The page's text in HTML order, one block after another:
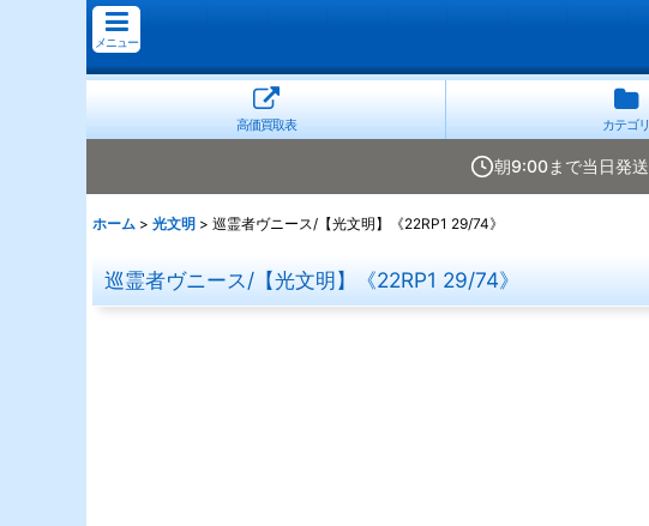
メニュー
高価買取表 カテゴリ
朝9:00まで当日発送
ホーム > 光文明 > 巡霊者ヴニース/【光文明】《22RP1 29/74》
巡霊者ヴニース/【光文明】《22RP1 29/74》